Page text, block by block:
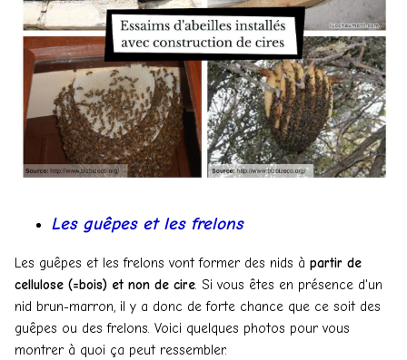
Les guêpes et les frelons
Les guêpes et les frelons vont former des nids à partir de
cellulose (=bois) et non de cire. Si vous êtes en présence d'un
nid brun-marron, il y a donc de forte chance que ce soit des
guêpes ou des frelons. Voici quelques photos pour vous
montrer à quoi ça peut ressembler.